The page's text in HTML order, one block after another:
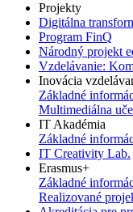
Projekty
Digitálna
Program FinQ
Národný projekt
Vzdelávanie:
Inovácia
Základné
Multimediálna
IT Akadémia
Základné
IT Creativity Lab.
Erasmus+
Základné
Realizované